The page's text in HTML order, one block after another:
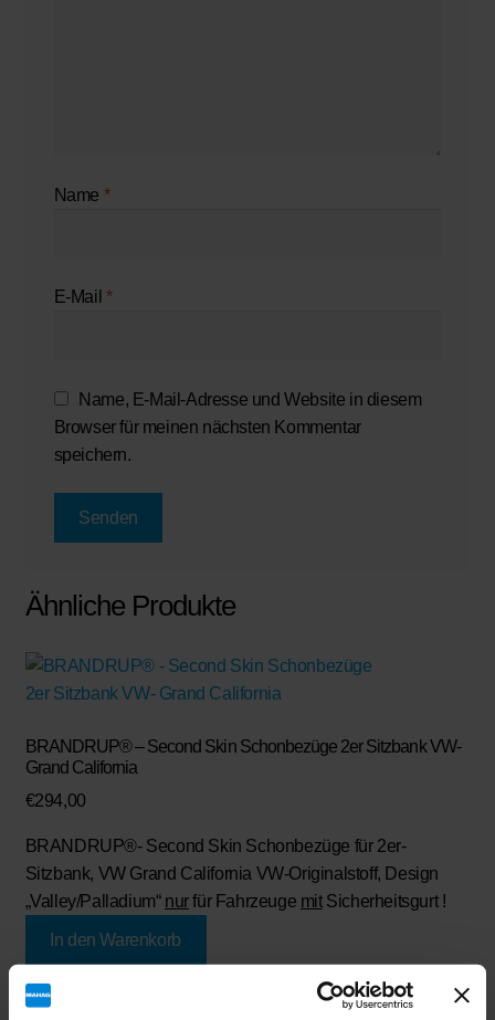
Name *
E-Mail *
Name, E-Mail-Adresse und Website in diesem
Browser für meinen nächsten Kommentar
speichern.
Ähnliche Produkte
BRANDRUP® – Second Skin Schonbezüge 2er Sitzbank VW-
Grand California
€294,00
BRANDRUP®- Second Skin Schonbezüge für 2er-
Sitzbank, VW Grand California VW-Originalstoff, Design
„Valley/Palladium“ nurfür Fahrzeuge mitSicherheitsgurt !
In den Warenkorb